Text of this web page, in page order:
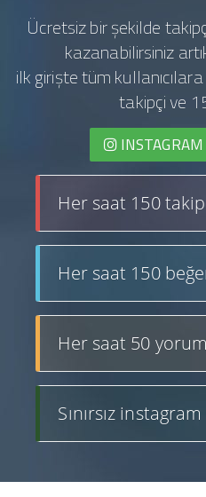
Ücretsiz bir şekilde
kazanabilirsiniz
ilk girişte tüm
takipçi ve
INSTAGRAM
Her saat 150
Her saat 150
Her saat 50
Sınırsız